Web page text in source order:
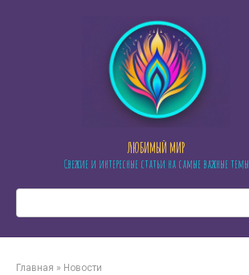
ЛЮБИМЫЙ МИР
Свежие и интересные статьи на самые важные темы
Главная » Новости